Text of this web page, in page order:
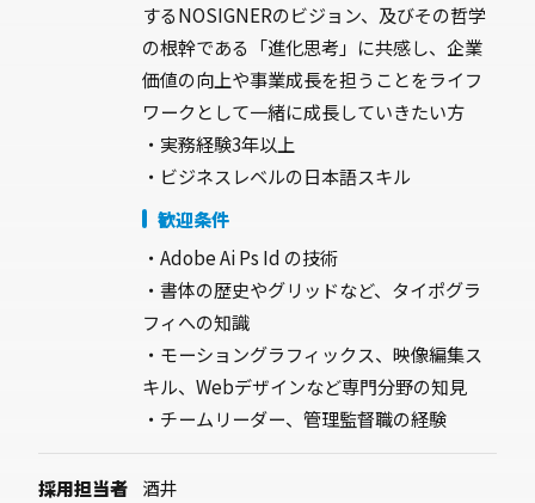
するNOSIGNERのビジョン、及びその哲学
の根幹である「進化思考」に共感し、企業
価値の向上や事業成長を担うことをライフ
ワークとして一緒に成長していきたい方
・実務経験3年以上
歓迎条件
・Adobe Ai Ps Id の技術
・書体の歴史やグリッドなど、タイポグラ
フィへの知識
・モーショングラフィックス、映像編集ス
キル、Webデザインなど専門分野の知見
・チームリーダー、管理監督職の経験
採用担当者 酒井